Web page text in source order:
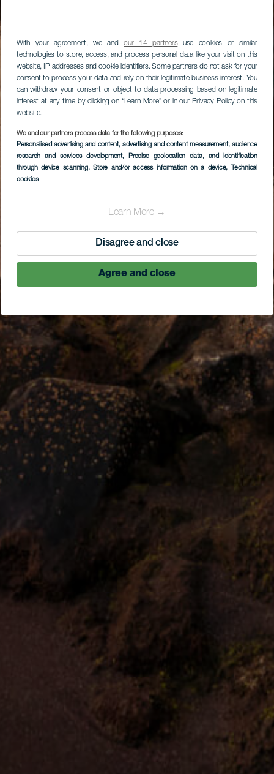
With your agreement, we andour 14 partnersuse cookies or similar
technologies to store, access, and process personal data like your visit on this
website, IP addresses and cookie identifiers. Some partners do not ask for your
consent to process your data and rely on their legitimate business interest. You
can withdraw your consent or object to data processing based on legitimate
interest at any time by clicking on “Learn More” or in our Privacy Policy on this
website.
We and our partners process data for the following purposes:
Personalised advertising and content, advertising and content measurement, audience
research and services development, Precise geolocation data, and identification
through device scanning, Store and/or access information on a device, Technical
cookies
Learn More →
Disagree and close
Agree and close